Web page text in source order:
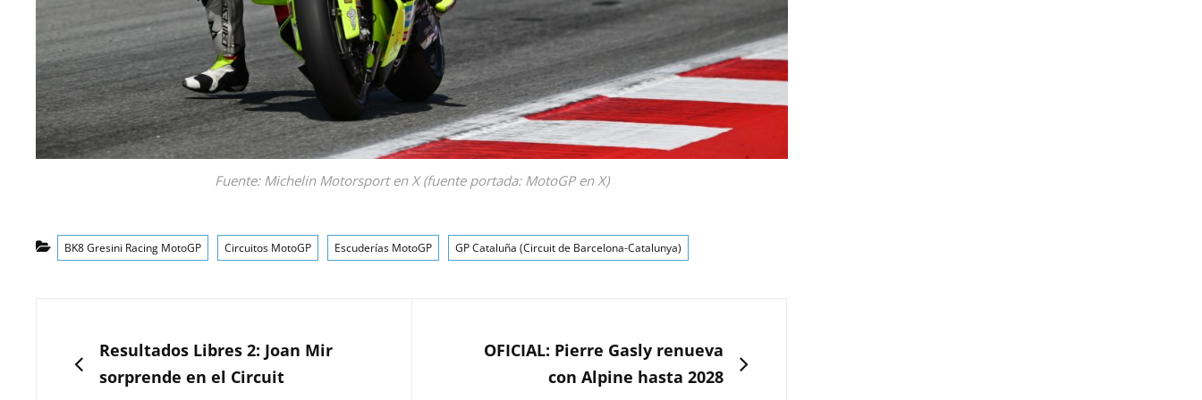
Fuente: Michelin Motorsport en X (fuente portada: MotoGP en X)
Categorías
BK8 Gresini Racing MotoGP Circuitos MotoGP Escuderías MotoGP GP Cataluña (Circuit de Barcelona-Catalunya)
entradas
ANTERIOR
Resultados Libres 2: Joan Mir
sorprende en el Circuit
SIGUIENTE
OFICIAL: Pierre Gasly renueva
con Alpine hasta 2028